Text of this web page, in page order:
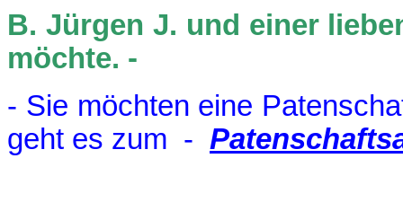
B. Jürgen J. und einer
möchte. -
- Sie möchten eine
geht es zum -